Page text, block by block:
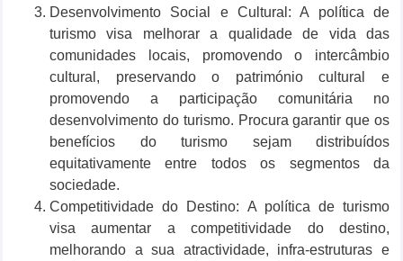
Desenvolvimento Social e Cultural: A política de
turismo visa melhorar a qualidade de vida das
comunidades locais, promovendo o intercâmbio
cultural, preservando o património cultural e
promovendo a participação comunitária no
desenvolvimento do turismo. Procura garantir que os
benefícios do turismo sejam distribuídos
equitativamente entre todos os segmentos da
sociedade.
Competitividade do Destino: A política de turismo
visa aumentar a competitividade do destino,
melhorando a sua atractividade, infra-estruturas e